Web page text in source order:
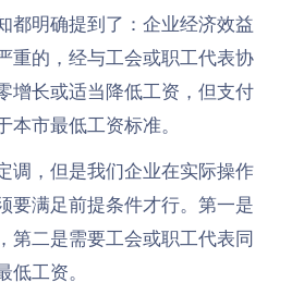
都明确提到了：企业经济效益
重的，经与工会或职工代表协
增长或适当降低工资，但支付
本市最低工资标准。
调，但是我们企业在实际操作
要满足前提条件才行。第一是
第二是需要工会或职工代表同
低工资。